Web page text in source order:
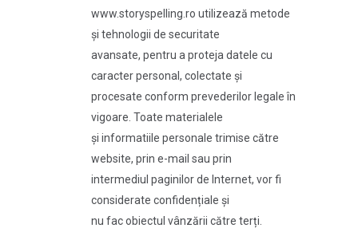
www.storyspelling.ro utilizează metode
și tehnologii de securitate
avansate, pentru a proteja datele cu
caracter personal, colectate și
procesate conform prevederilor legale în
vigoare. Toate materialele
și informatiile personale trimise către
website, prin e-mail sau prin
intermediul paginilor de Internet, vor fi
considerate confidențiale și
nu fac obiectul vânzării către terți.